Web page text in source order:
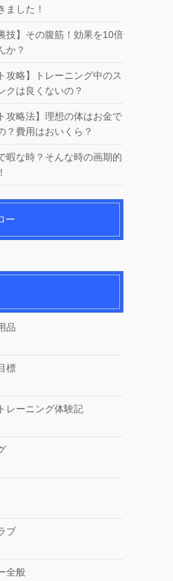
ました！
技】その腹筋！効果を10倍
か？
攻略】トレーニング中のス
クは良くないの？
攻略法】理想の体はお金で
？費用はおいくら？
暇な時？そんな時の画期的
ー
品
標
レーニング体験記
ブ
全般